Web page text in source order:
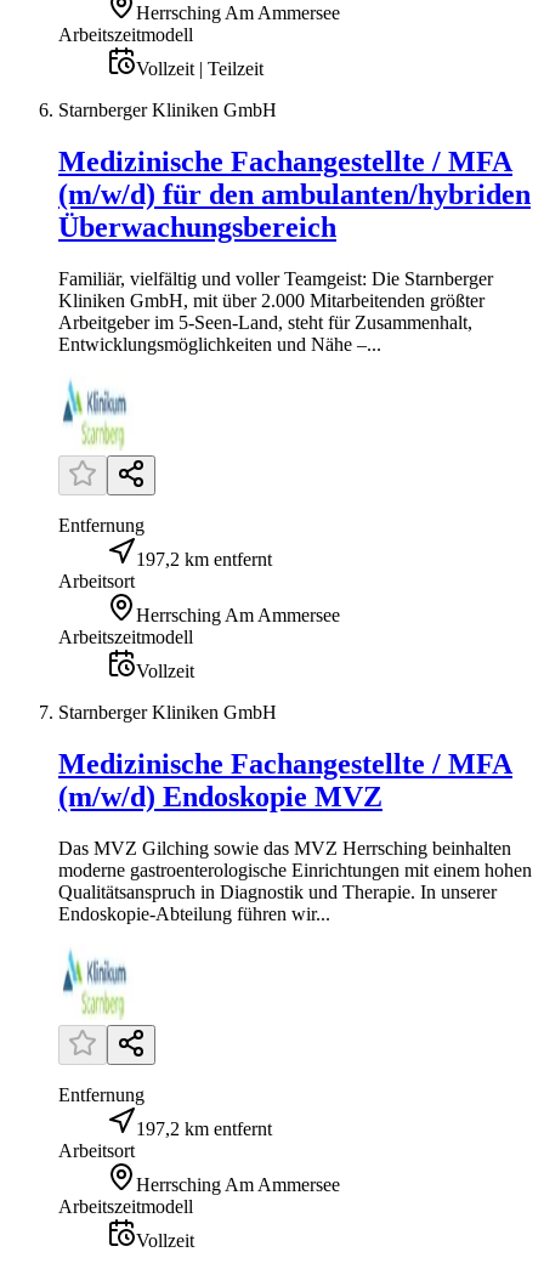
Herrsching Am Ammersee
Arbeitszeitmodell
Vollzeit | Teilzeit
Starnberger Kliniken GmbH
Medizinische Fachangestellte / MFA
(m/w/d) für den ambulanten/hybriden
Überwachungsbereich
Familiär, vielfältig und voller Teamgeist: Die Starnberger
Kliniken GmbH, mit über 2.000 Mitarbeitenden größter
Arbeitgeber im 5-Seen-Land, steht für Zusammenhalt,
Entwicklungsmöglichkeiten und Nähe –...
Entfernung
197,2 km entfernt
Arbeitsort
Herrsching Am Ammersee
Arbeitszeitmodell
Vollzeit
Starnberger Kliniken GmbH
Medizinische Fachangestellte / MFA
(m/w/d) Endoskopie MVZ
Das MVZ Gilching sowie das MVZ Herrsching beinhalten
moderne gastroenterologische Einrichtungen mit einem hohen
Qualitätsanspruch in Diagnostik und Therapie. In unserer
Endoskopie-Abteilung führen wir...
Entfernung
197,2 km entfernt
Arbeitsort
Herrsching Am Ammersee
Arbeitszeitmodell
Vollzeit